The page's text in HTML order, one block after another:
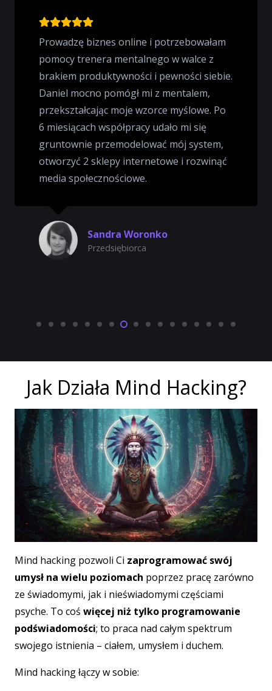
Prowadzę biznes online i potrzebowałam
pomocy trenera mentalnego w walce z
brakiem produktywności i pewności siebie.
Daniel mocno pomógł mi z mentalem,
przekształcając moje wzorce myślowe. Po
6 miesiącach współpracy udało mi się
gruntownie przemodelować mój system,
otworzyć 2 sklepy internetowe i rozwinąć
media społecznościowe.
Sandra Woronko
Przedsiębiorca
Jak Działa Mind Hacking?
Mind hacking pozwoli Ci zaprogramować swój
umysł na wielu poziomach poprzez pracę zarówno
ze świadomymi, jak i nieświadomymi częściami
psyche. To coś więcej niż tylko programowanie
podświadomości; to praca nad całym spektrum
swojego istnienia – ciałem, umysłem i duchem.
Mind hacking łączy w sobie: